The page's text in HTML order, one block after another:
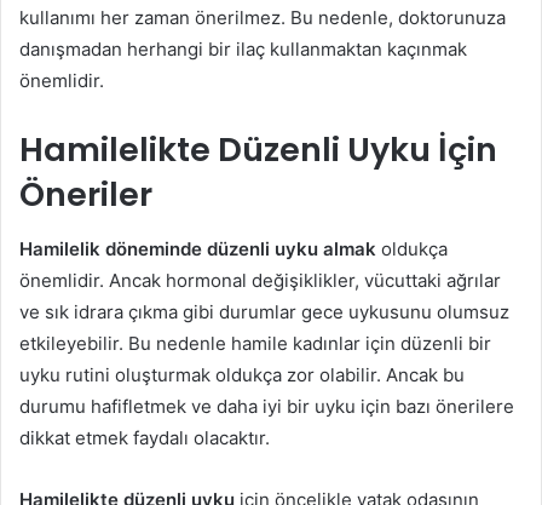
kullanımı her zaman önerilmez. Bu nedenle, doktorunuza
danışmadan herhangi bir ilaç kullanmaktan kaçınmak
önemlidir.
Hamilelikte Düzenli Uyku İçin
Öneriler
Hamilelik döneminde düzenli uyku almak oldukça
önemlidir. Ancak hormonal değişiklikler, vücuttaki ağrılar
ve sık idrara çıkma gibi durumlar gece uykusunu olumsuz
etkileyebilir. Bu nedenle hamile kadınlar için düzenli bir
uyku rutini oluşturmak oldukça zor olabilir. Ancak bu
durumu hafifletmek ve daha iyi bir uyku için bazı önerilere
dikkat etmek faydalı olacaktır.
Hamilelikte düzenli uyku için öncelikle yatak odasının